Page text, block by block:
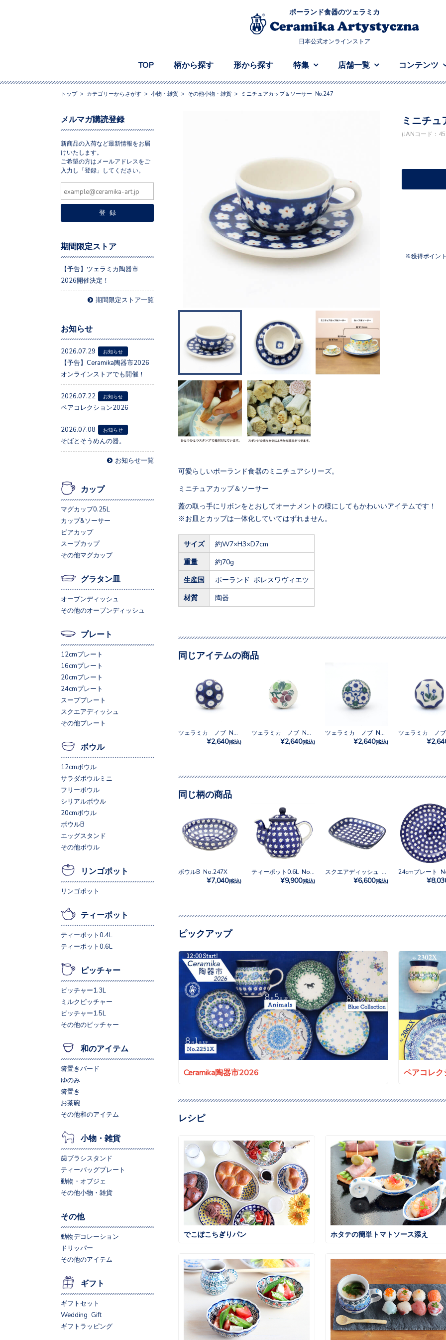
ポーランド食器のツェラミカ
日本公式オンラインストア
TOP 柄から探す 形から探す 特集 店舗一覧 コンテンツ
トップ> カテゴリーからさがす > 小物・雑貨 > その他小物・雑貨 > ミニチュアカップ＆ソーサー No.247
ミニチ
(JANコード：
獲得ポイン
可愛らしいポーランド食器のミニチュアシリーズ。
ミニチュアカップ＆ソーサー
蓋の取っ手にリボンをとおしてオーナメントの様にしてもかわいいアイテムです！
※お皿とカップは一体化していてはずれません。
サイズ 約W7×H3×D7cm
重量 約70g
生産国 ポーランド ボレスワヴィエツ
材質 陶器
同じアイテムの商品
¥2,640(税込) ¥2,640(税込) ¥2,640(税込)
同じ柄の商品
ボウルB No.247X
¥7,040(税込) ¥9,900(税込) ¥6,600(税込)
ピックアップ
Ceramika陶器市2026 ペアコレ
レシピ
でこぼこちぎりパン ホタテの簡単トマトソース添え
メルマガ購読登録
新商品の入荷など最新情報をお届
けいたします。
ご希望の方はメールアドレスをご
入力し「登録」してください。
期間限定ストア
【予告】ツェラミカ陶器市
2026開催決定！
期間限定ストア一覧
お知らせ
2026.07.29 お知らせ
【予告】Ceramika陶器市2026
オンラインストアでも開催！
2026.07.22 お知らせ
ペアコレクション2026
2026.07.08 お知らせ
そばとそうめんの器。
お知らせ一覧
カップ
マグカップ0.25L
カップ&ソーサー
ビアカップ
スープカップ
その他マグカップ
グラタン皿
オーブンディッシュ
その他のオーブンディッシュ
プレート
12cmプレート
16cmプレート
20cmプレート
24cmプレート
スーププレート
スクエアディッシュ
その他プレート
ボウル
12cmボウル
サラダボウルミニ
フリーボウル
シリアルボウル
20cmボウル
ボウルB
エッグスタンド
その他ボウル
リンゴポット
リンゴポット
ティーポット
ティーポット0.4L
ティーポット0.6L
ピッチャー
ピッチャー1.3L
ミルクピッチャー
ピッチャー1.5L
その他のピッチャー
和のアイテム
箸置きバード
ゆのみ
箸置き
お茶碗
その他和のアイテム
小物・雑貨
歯ブラシスタンド
ティーバッグプレート
動物・オブジェ
その他小物・雑貨
その他
動物デコレーション
ドリッパー
その他のアイテム
ギフト
ギフトセット
Wedding Gift
ギフトラッピング